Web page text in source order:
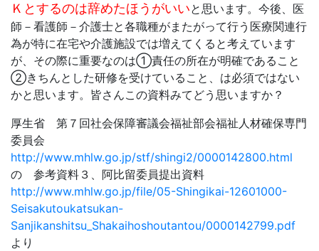
Ｋとするのは辞めたほうがいいと思います。今後、医
師－看護師－介護士と各職種がまたがって行う医療関連行
為が特に在宅や介護施設では増えてくると考えています
が、その際に重要なのは①責任の所在が明確であること
②きちんとした研修を受けていること、は必須ではない
かと思います。皆さんこの資料みてどう思いますか？
厚生省 第７回社会保障審議会福祉部会福祉人材確保専門
委員会
http://www.mhlw.go.jp/stf/shingi2/0000142800.html
の 参考資料３、阿比留委員提出資料
http://www.mhlw.go.jp/file/05-Shingikai-12601000-
Seisakutoukatsukan-
Sanjikanshitsu_Shakaihoshoutantou/0000142799.pdf
より